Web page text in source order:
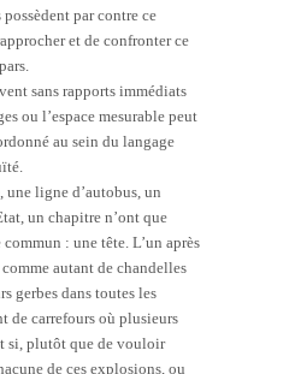
par contre ce
et de confronter ce
sans rapports immédiats
ou l’espace mesurable peut
au sein du langage
ligne d’autobus, un
un chapitre n’ont que
: une tête. L’un après
autant de chandelles
gerbes dans toutes les
de carrefours où plusieurs
si, plutôt que de vouloir
de ces explosions, ou